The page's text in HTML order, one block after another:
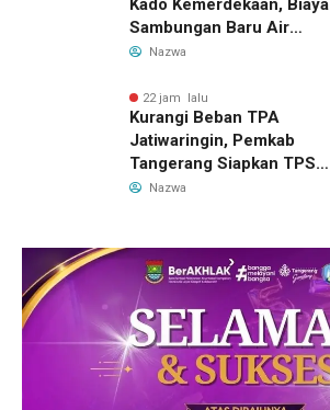
Kado Kemerdekaan, Biaya
Sambungan Baru Air
Bersih Dipangkas Jadi
Nazwa
22 jam lalu
Kurangi Beban TPA
Jatiwaringin, Pemkab
Tangerang Siapkan TPS3R
Baru di Tigaraksa
Nazwa